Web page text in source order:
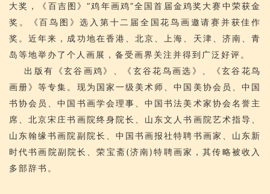
大奖，《百吉图》“鸡年画鸡”全国首届金鸡奖大赛中荣获金
奖。《百鸟图》选入第十二届全国花鸟画邀请赛并获佳作
奖。近年来，成功地在香港、北京、上海、天津、济南、青
岛等地举办了个人画展，备受画界关注并得到广泛好评。
出版有《玄谷画鸡》、《玄谷花鸟画选》、《玄谷花鸟
画册》等专集。现为国家一级美术师、中国美协会员、中国
书协会员、中国书画学会理事、中国书法美术家协会名誉主
席、北京宋庄书画院终身院长、山东文人书画院艺术指导、
山东翰缘书画院副院长、中国书画报社特聘书画家、山东新
时代书画院副院长、荣宝斋(济南)特聘画家，其传略被收入
多部辞书。